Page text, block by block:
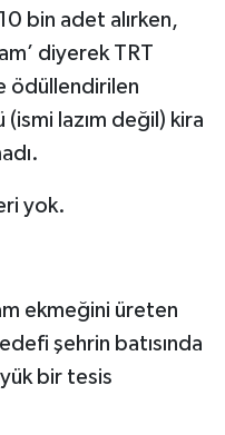
bin adet alırken,
diyerek TRT
ödüllendirilen
lazım değil) kira
yok.
ekmeğini üreten
şehrin batısında
bir tesis